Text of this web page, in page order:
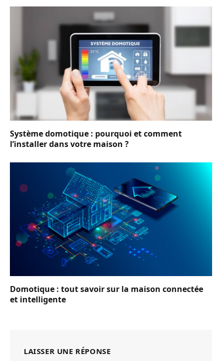
Système domotique : pourquoi et comment
l’installer dans votre maison ?
Domotique : tout savoir sur la maison connectée
et intelligente
LAISSER UNE RÉPONSE